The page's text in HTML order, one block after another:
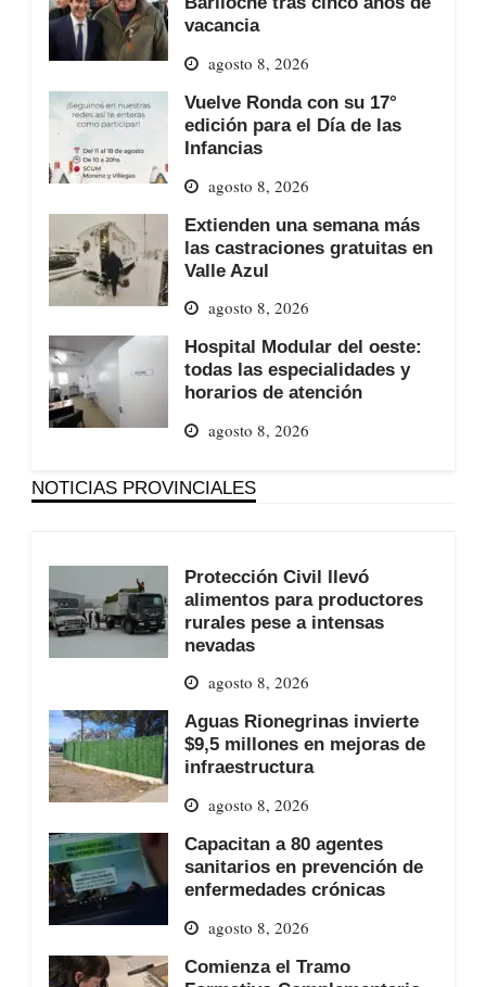
vacancia
agosto 8, 2026
Vuelve Ronda con su 17°
edición para el Día de las
Infancias
agosto 8, 2026
Extienden una semana más
las castraciones gratuitas en
Valle Azul
agosto 8, 2026
Hospital Modular del oeste:
todas las especialidades y
horarios de atención
agosto 8, 2026
NOTICIAS PROVINCIALES
Protección Civil llevó
alimentos para productores
rurales pese a intensas
nevadas
agosto 8, 2026
Aguas Rionegrinas invierte
$9,5 millones en mejoras de
infraestructura
agosto 8, 2026
Capacitan a 80 agentes
sanitarios en prevención de
enfermedades crónicas
agosto 8, 2026
Comienza el Tramo